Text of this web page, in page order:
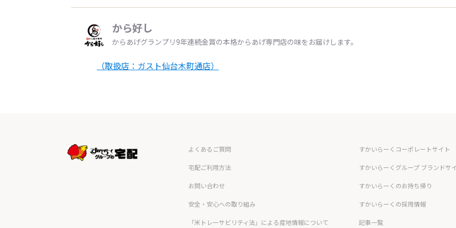
から好し
からあげグランプリ9年連続金賞の本格からあげ専門店の味をお届けします。
（取扱店：ガスト仙台木町通店）
よくあるご質問
宅配ご利用方法
お問い合わせ
安全・安心への取り組み
「米トレーサビリティ法」による産地情報について
すかいらーくコーポレートサイト
すかいらーくグループ ブランドサ
すかいらーくのお持ち帰り
すかいらーくの採用情報
記事一覧